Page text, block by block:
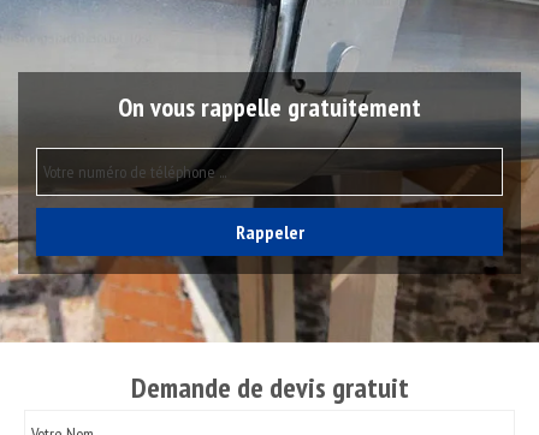
On vous rappelle gratuitement
Demande de devis gratuit